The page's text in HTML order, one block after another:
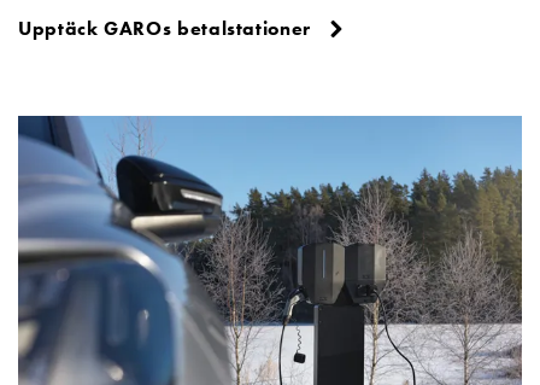
certifikat
Lediga
Intresseanmälan
som
jobbar
på
GARO
Studentsida
Upptäck GAROs betalstationer